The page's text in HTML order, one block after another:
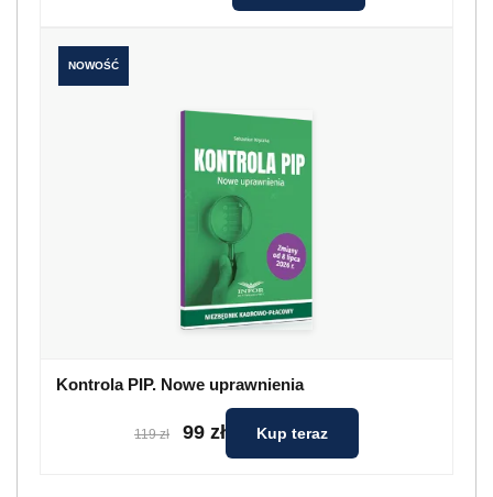
NOWOŚĆ
Kontrola PIP. Nowe uprawnienia
119 zł 99 zł Kup teraz